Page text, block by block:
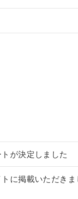
が決定しました
に掲載いただきま